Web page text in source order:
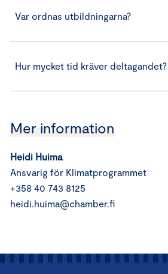
Var ordnas utbildningarna?
Hur mycket tid kräver deltagandet?
Mer information
Heidi Huima
Ansvarig för Klimatprogrammet
+358 40 743 8125
heidi.huima@chamber.fi